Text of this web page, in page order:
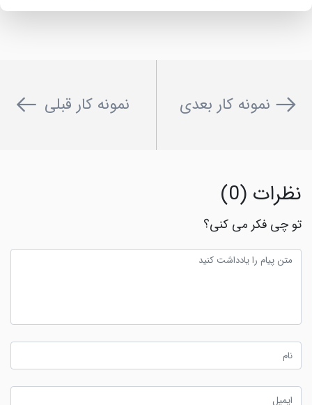
نمونه کار بعدی نمونه کار قبلی
نظرات (0)
تو چی فکر می کنی؟